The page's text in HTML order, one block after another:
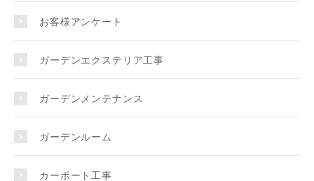
お客様アンケート
ガーデンエクステリア工事
ガーデンメンテナンス
ガーデンルーム
カーポート工事